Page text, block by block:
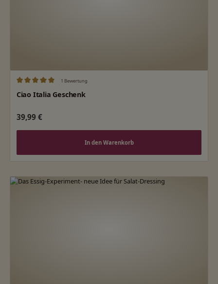
1 Bewertung
Ciao Italia Geschenk
Regulärer Preis:
39,99 €
In den Warenkorb